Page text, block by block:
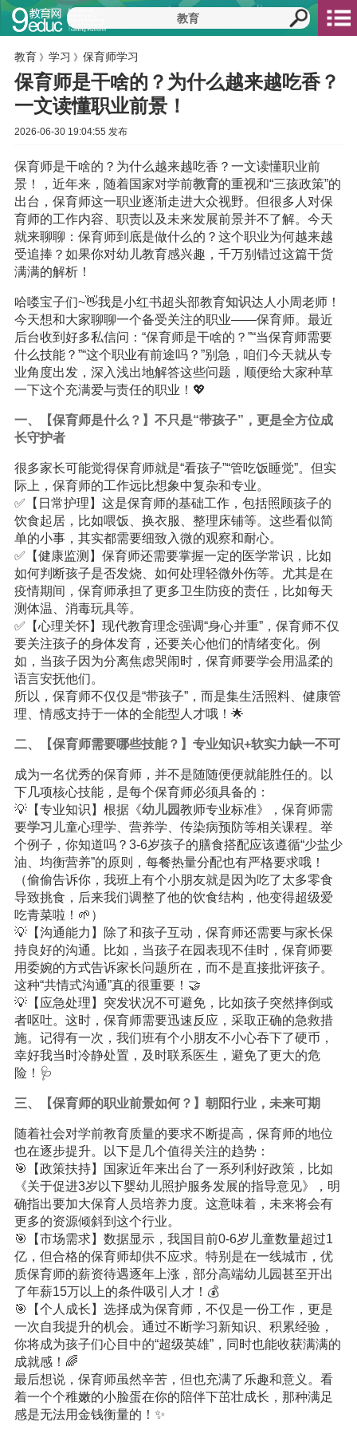
教育 》 学习 》 保育师学习
保育师是干啥的？为什么越来越吃香？
一文读懂职业前景！
2026-06-30 19:04:55 发布
保育师是干啥的？为什么越来越吃香？一文读懂职业前
景！，近年来，随着国家对学前教育的重视和“三孩政策”的
出台，保育师这一职业逐渐走进大众视野。但很多人对保
育师的工作内容、职责以及未来发展前景并不了解。今天
就来聊聊：保育师到底是做什么的？这个职业为何越来越
受追捧？如果你对幼儿教育感兴趣，千万别错过这篇干货
满满的解析！
哈喽宝子们~👋我是小红书超头部教育知识达人小周老师！
今天想和大家聊聊一个备受关注的职业——保育师。最近
后台收到好多私信问：“保育师是干啥的？”“当保育师需要
什么技能？”“这个职业有前途吗？”别急，咱们今天就从专
业角度出发，深入浅出地解答这些问题，顺便给大家种草
一下这个充满爱与责任的职业！💖
一、【保育师是什么？】不只是“带孩子”，更是全方位成
长守护者
很多家长可能觉得保育师就是“看孩子”“管吃饭睡觉”。但实
际上，保育师的工作远比想象中复杂和专业。
✅【日常护理】这是保育师的基础工作，包括照顾孩子的
饮食起居，比如喂饭、换衣服、整理床铺等。这些看似简
单的小事，其实都需要细致入微的观察和耐心。
✅【健康监测】保育师还需要掌握一定的医学常识，比如
如何判断孩子是否发烧、如何处理轻微外伤等。尤其是在
疫情期间，保育师承担了更多卫生防疫的责任，比如每天
测体温、消毒玩具等。
✅【心理关怀】现代教育理念强调“身心并重”，保育师不仅
要关注孩子的身体发育，还要关心他们的情绪变化。例
如，当孩子因为分离焦虑哭闹时，保育师要学会用温柔的
语言安抚他们。
所以，保育师不仅仅是“带孩子”，而是集生活照料、健康管
理、情感支持于一体的全能型人才哦！🌟
二、【保育师需要哪些技能？】专业知识+软实力缺一不可
成为一名优秀的保育师，并不是随随便便就能胜任的。以
下几项核心技能，是每个保育师必须具备的：
💡【专业知识】根据《幼儿园教师专业标准》，保育师需
要学习 儿童心理学、营养学、传染病预防等相关课程。举
个例子，你知道吗？3-6岁孩子的膳食搭配应该遵循“少盐少
油、均衡营养”的原则，每餐热量分配也有严格要求哦！
（偷偷告诉你，我班上有个小朋友就是因为吃了太多零食
导致挑食，后来我们调整了他的饮食结构，他变得超级爱
吃青菜啦！🌱）
💡【沟通能力】除了和孩子互动，保育师还需要与家长保
持良好的沟通。比如，当孩子在园表现不佳时，保育师要
用委婉的方式告诉家长问题所在，而不是直接批评孩子。
这种“共情式沟通”真的很重要！🤝
💡【应急处理】突发状况不可避免，比如孩子突然摔倒或
者呕吐。这时，保育师需要迅速反应，采取正确的急救措
施。记得有一次，我们班有个小朋友不小心吞下了硬币，
幸好我当时冷静处置，及时联系医生，避免了更大的危
险！🩺
三、【保育师的职业前景如何？】朝阳行业，未来可期
随着社会对学前教育质量的要求不断提高，保育师的地位
也在逐步提升。以下是几个值得关注的趋势：
🎯【政策扶持】国家近年来出台了一系列利好政策，比如
《关于促进3岁以下婴幼儿照护服务发展的指导意见》，明
确指出要加大保育人员培养力度。这意味着，未来将会有
更多的资源倾斜到这个行业。
🎯【市场需求】数据显示，我国目前0-6岁儿童数量超过1
亿，但合格的保育师却供不应求。特别是在一线城市，优
质保育师的薪资待遇逐年上涨，部分高端幼儿园甚至开出
了年薪15万以上的条件吸引人才！💰
🎯【个人成长】选择成为保育师，不仅是一份工作，更是
一次自我提升的机会。通过不断学习新知识、积累经验，
你将成为孩子们心目中的“超级英雄”，同时也能收获满满的
成就感！🌈
最后想说，保育师虽然辛苦，但也充满了乐趣和意义。看
着一个个稚嫩的小脸蛋在你的陪伴下茁壮成长，那种满足
感是无法用金钱衡量的！✨